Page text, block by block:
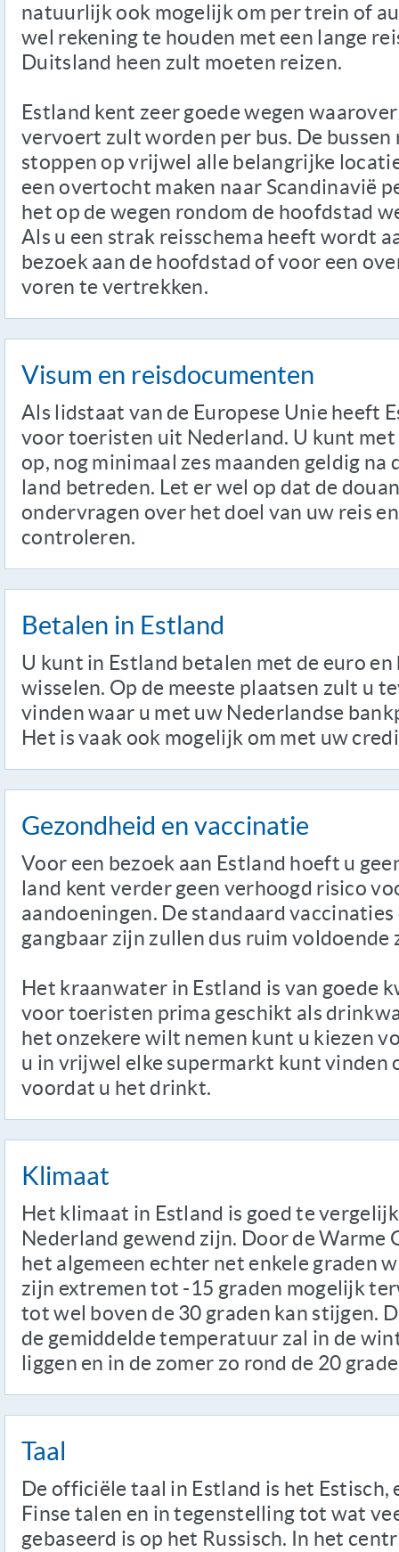
natuurlijk ook mogelijk om per trein of
wel rekening te houden met een lange
Duitsland heen zult moeten reizen.
Estland kent zeer goede wegen
vervoert zult worden per bus. De
stoppen op vrijwel alle belangrijke
een overtocht maken naar Scandinavië
het op de wegen rondom de hoofdstad
Als u een strak reisschema heeft wordt
bezoek aan de hoofdstad of voor een
voren te vertrekken.
Visum en reisdocumenten
Als lidstaat van de Europese Unie heeft
voor toeristen uit Nederland. U kunt
op, nog minimaal zes maanden geldig
land betreden. Let er wel op dat de
ondervragen over het doel van uw reis
controleren.
Betalen in Estland
U kunt in Estland betalen met de euro
wisselen. Op de meeste plaatsen zult u
vinden waar u met uw Nederlandse
Het is vaak ook mogelijk om met uw
Gezondheid en vaccinatie
Voor een bezoek aan Estland hoeft u
land kent verder geen verhoogd risico
aandoeningen. De standaard
gangbaar zijn zullen dus ruim voldoende
Het kraanwater in Estland is van goede
voor toeristen prima geschikt als
het onzekere wilt nemen kunt u kiezen
u in vrijwel elke supermarkt kunt vinden
voordat u het drinkt.
Klimaat
Het klimaat in Estland is goed te
Nederland gewend zijn. Door de Warme
het algemeen echter net enkele graden
zijn extremen tot -15 graden mogelijk
tot wel boven de 30 graden kan stijgen.
de gemiddelde temperatuur zal in de
liggen en in de zomer zo rond de 20
Taal
De officiële taal in Estland is het
Finse talen en in tegenstelling tot wat
gebaseerd is op het Russisch. In het